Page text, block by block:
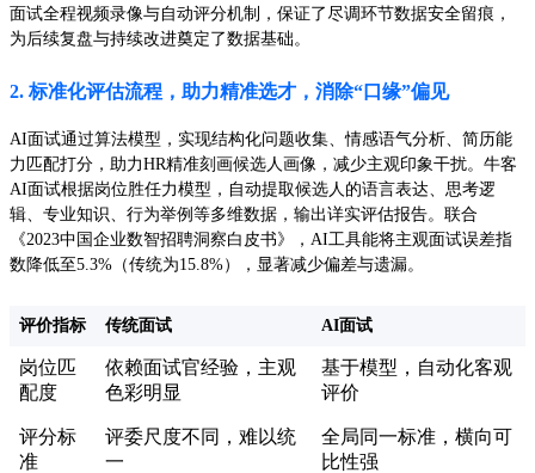
面试全程视频录像与自动评分机制，保证了尽调环节数据安全留痕，
为后续复盘与持续改进奠定了数据基础。
2. 标准化评估流程，助力精准选才，消除“口缘”偏见
AI面试通过算法模型，实现结构化问题收集、情感语气分析、简历能
力匹配打分，助力HR精准刻画候选人画像，减少主观印象干扰。牛客
AI面试根据岗位胜任力模型，自动提取候选人的语言表达、思考逻
辑、专业知识、行为举例等多维数据，输出详实评估报告。联合
《2023中国企业数智招聘洞察白皮书》，AI工具能将主观面试误差指
数降低至5.3%（传统为15.8%），显著减少偏差与遗漏。
评价指标 传统面试 AI面试
岗位匹
配度
依赖面试官经验，主观
色彩明显
基于模型，自动化客观
评价
评分标
准
评委尺度不同，难以统
一
全局同一标准，横向可
比性强